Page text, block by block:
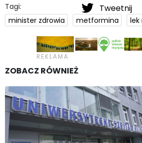
Tweetnij
Tagi:
minister zdrowia
metformina lek
ZOBACZ RÓWNIEŻ